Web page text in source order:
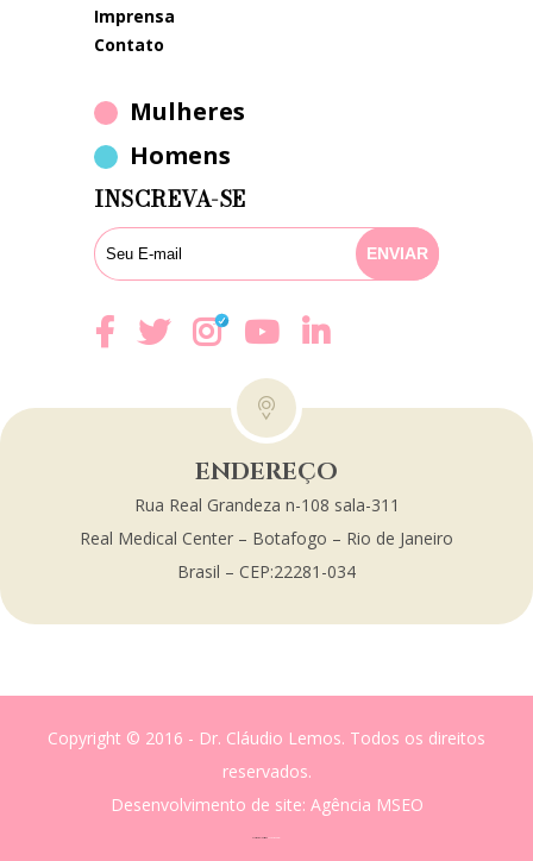
imprensa
contato
Mulheres
Homens
INSCREVA-SE
ENDEREÇO
Rua Real Grandeza n-108 sala-311
Real Medical Center – Botafogo – Rio de Janeiro
Brasil – CEP:22281-034
Copyright © 2016 - Dr. Cláudio Lemos. Todos os direitos
reservados.
Desenvolvimento de site: Agência MSEO